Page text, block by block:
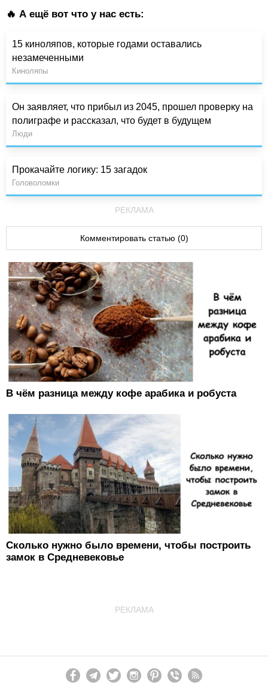
🔥 А ещё вот что у нас есть:
15 киноляпов, которые годами оставались
незамеченными
Киноляпы
Он заявляет, что прибыл из 2045, прошел проверку на
полиграфе и рассказал, что будет в будущем
Люди
Прокачайте логику: 15 загадок
Головоломки
РЕКЛАМА
Комментировать статью (0)
В чём разница между кофе арабика и робуста
Сколько нужно было времени, чтобы построить
замок в Средневековье
РЕКЛАМА